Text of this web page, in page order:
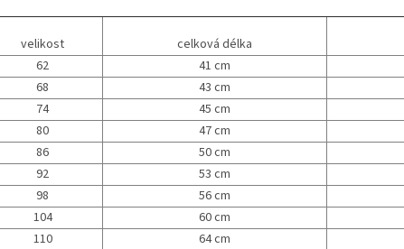
velikost celková délka
62
41 cm
68
43 cm
74
45 cm
80
47 cm
86
50 cm
92
53 cm
98
56 cm
104
60 cm
110
64 cm